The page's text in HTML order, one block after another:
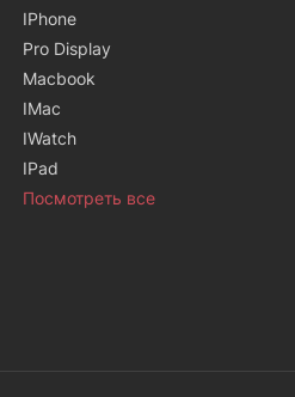
IPhone
Pro Display
Macbook
IMac
IWatch
IPad
Посмотреть все